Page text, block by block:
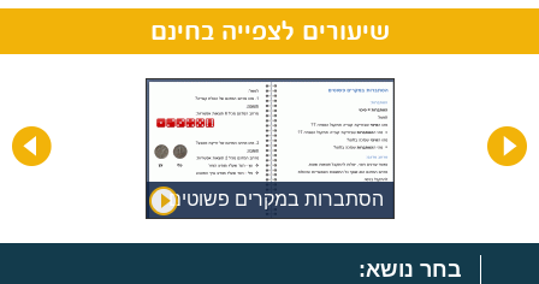
שיעורים לצפייה בחינם
הסתברות במקרים פשוטים
בחר נושא: